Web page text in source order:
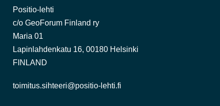
Positio-lehti
c/o GeoForum Finland ry
Maria 01
Lapinlahdenkatu 16, 00180 Helsinki
FINLAND
toimitus.sihteeri@positio-lehti.fi